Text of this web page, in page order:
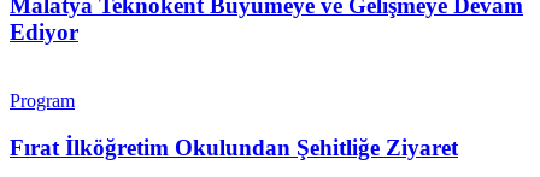
Malatya Teknokent Büyümeye ve Gelişmeye Devam
Ediyor
Program
Fırat İlköğretim Okulundan Şehitliğe Ziyaret